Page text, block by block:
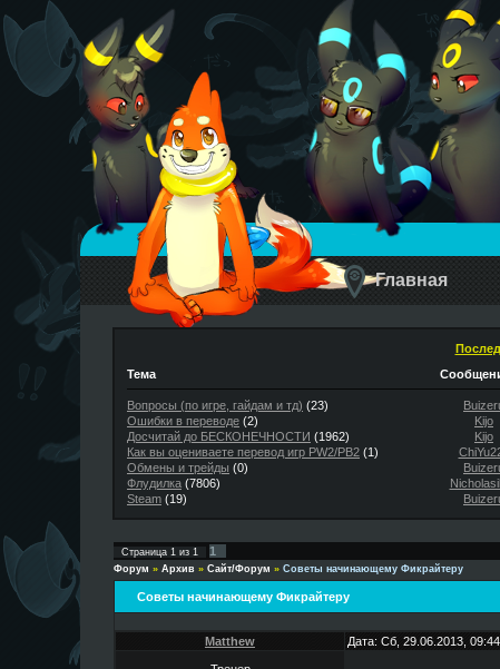
Главная
Тема
Вопросы (по игре, гайдам и тд) (23)
Ошибки в переводе (2) Kijo
Досчитай до БЕСКОНЕЧНОСТИ (1962) Kijo
Как вы оцениваете перевод игр PW2/PB2 (1)
Обмены и трейды (0)
Флудилка (7806)
Steam (19)
Страница 1 из 1 1
Форум » Архив » Сайт/Форум » Советы начинающему Фикрайтеру
Советы начинающему Фикрайтеру
Matthew Дата: Сб, 29.06.2013,